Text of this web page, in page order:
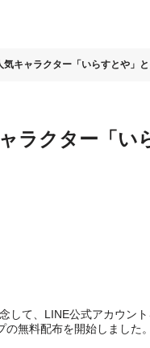
キャラクター「いらすとや」
ラクター「い
して、LINE公式アカウン
無料配布を開始しました。